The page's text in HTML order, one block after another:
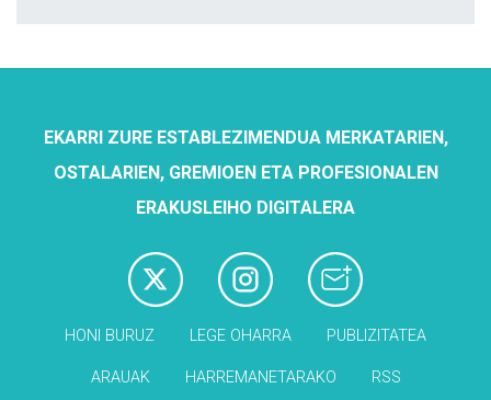
EKARRI ZURE ESTABLEZIMENDUA MERKATARIEN,
OSTALARIEN, GREMIOEN ETA PROFESIONALEN
ERAKUSLEIHO DIGITALERA
HONI BURUZ LEGE OHARRA PUBLIZITATEA
ARAUAK HARREMANETARAKO RSS